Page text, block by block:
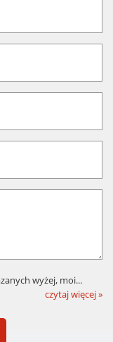
wyżej, moi...
czytaj więcej »